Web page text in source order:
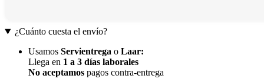
¿Cuánto cuesta el envío?
Usamos Servientrega o Laar:
Llega en 1 a 3 días laborales
No aceptamos pagos contra-entrega